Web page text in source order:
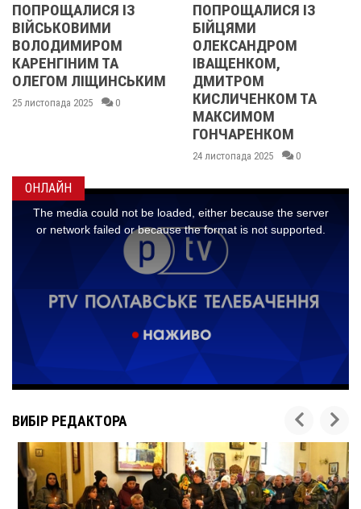
ІЗ
ТА
0
ПОПРОЩАЛИСЯ ІЗ
БІЙЦЯМИ
ОЛЕКСАНДРОМ
ІВАЩЕНКОМ,
ДМИТРОМ
КИСЛИЧЕНКОМ ТА
ГОНЧАРЕНКОМ
0
НАЇХАЛА
НОГУ
ОНЛАЙН
ВИБІР РЕДАКТОРА